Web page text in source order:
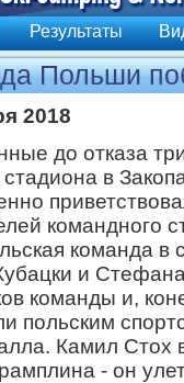
Результаты
Польши
2018
до отказа
в
командного
команда
и
команды и,
польским
Камил Стох
- он